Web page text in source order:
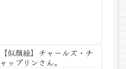
【似顔絵】チャールズ・チ
ャップリンさん。